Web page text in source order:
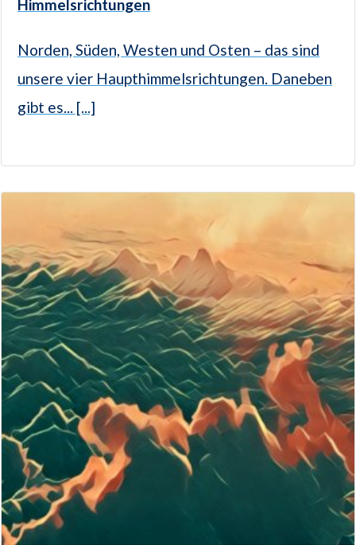
Himmelsrichtungen
Norden, Süden, Westen und Osten – das sind
unsere vier Haupthimmelsrichtungen. Daneben
gibt es... [...]